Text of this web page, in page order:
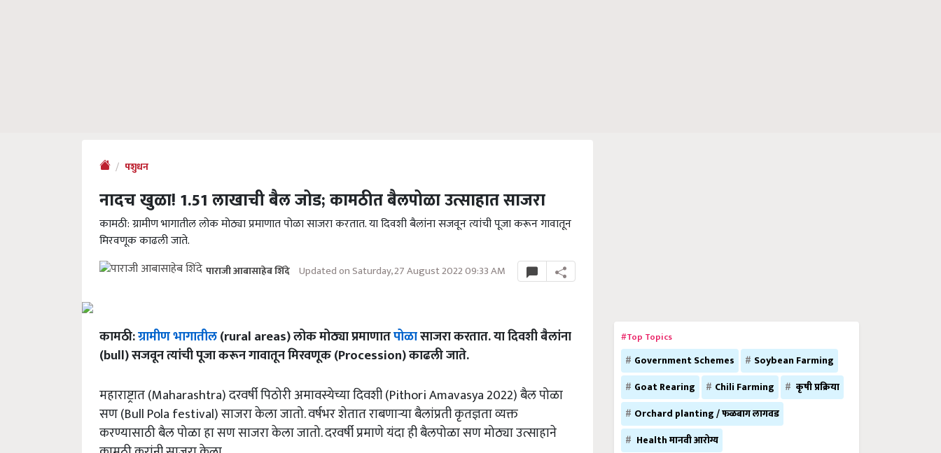
पशुधन
नादच खुळा! 1.51 लाखाची बैल जोड; कामठीत बैलपोळा उत्साहात साजरा
कामठी: ग्रामीण भागातील लोक मोठ्या प्रमाणात पोळा साजरा करतात. या दिवशी बैलांना सजवून त्यांची पूजा करून गावातून
मिरवणूक काढली जाते.
पाराजी आबासाहेब शिंदे Updated on Saturday, 27 August 2022 09:33 AM
कामठी:ग्रामीण भागातील(rural areas) लोक मोठ्या प्रमाणातपोळासाजरा करतात. या दिवशी बैलांना
(bull) सजवून त्यांची पूजा करून गावातून मिरवणूक (Procession) काढली जाते.
महाराष्ट्रात (Maharashtra) दरवर्षी पिठोरी अमावस्येच्या दिवशी (Pithori Amavasya 2022) बैल पोळा
सण (Bull Pola festival) साजरा केला जातो. वर्षभर शेतात राबणाऱ्या बैलांप्रती कृतज्ञता व्यक्त
करण्यासाठी बैल पोळा हा सण साजरा केला जातो. दरवर्षी प्रमाणे यंदा ही बैलपोळा सण मोठ्या उत्साहाने
#Top Topics
Government Schemes
Soybean Farming
Goat Rearing
Chili Farming
कृषी प्रक्रिया
Orchard planting / फळबाग लागवड
Health मानवी आरोग्य